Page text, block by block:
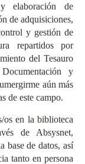
elaboración de
de adquisiciones,
y gestión de
repartidos por
del Tesauro
y
aún más
de este campo.
os en la biblioteca
de Absysnet,
base de datos, así
tanto en persona